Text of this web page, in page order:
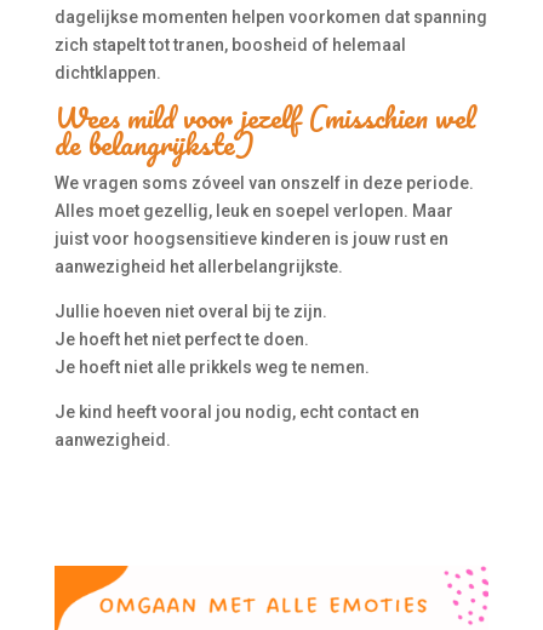
dagelijkse momenten helpen voorkomen dat spanning
zich stapelt tot tranen, boosheid of helemaal
dichtklappen.
Wees mild voor jezelf (misschien wel
de belangrijkste)
We vragen soms zóveel van onszelf in deze periode.
Alles moet gezellig, leuk en soepel verlopen. Maar
juist voor hoogsensitieve kinderen is jouw rust en
aanwezigheid het allerbelangrijkste.
Jullie hoeven niet overal bij te zijn.
Je hoeft het niet perfect te doen.
Je hoeft niet alle prikkels weg te nemen.
Je kind heeft vooral jou nodig, echt contact en
aanwezigheid.